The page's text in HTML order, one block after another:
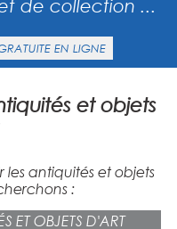
de collection ...
GRATUITE EN LIGNE
et objets
les antiquités et objets
: